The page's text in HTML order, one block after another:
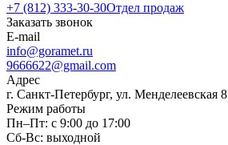
+7 (812) 333-30-30Отдел продаж
Заказать звонок
E-mail
info@goramet.ru
9666622@gmail.com
Адрес
г. Санкт-Петербург, ул. Менделеевская 8
Режим работы
Пн–Пт: с 9:00 до 17:00
Сб-Вс: выходной